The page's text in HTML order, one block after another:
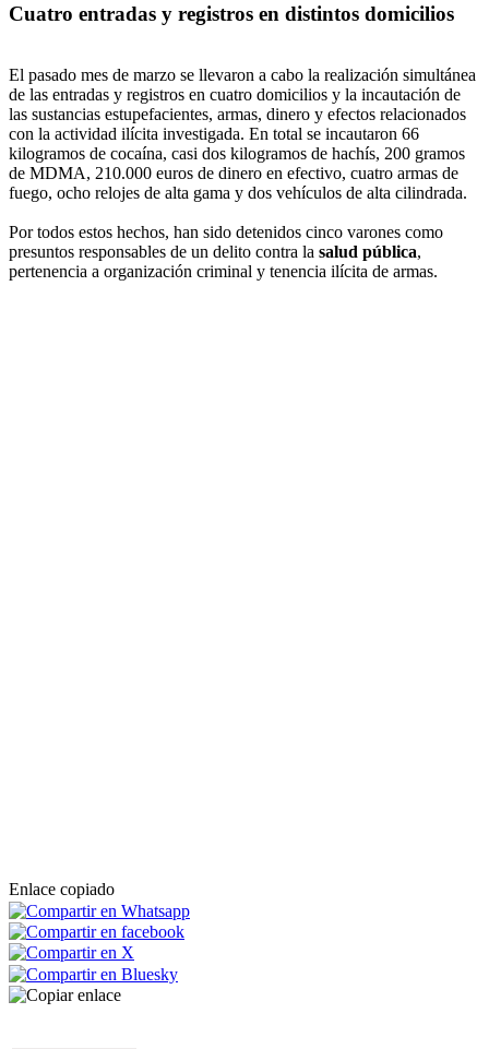
Cuatro entradas y registros en distintos domicilios
El pasado mes de marzo se llevaron a cabo la realización simultánea
de las entradas y registros en cuatro domicilios y la incautación de
las sustancias estupefacientes, armas, dinero y efectos relacionados
con la actividad ilícita investigada. En total se incautaron 66
kilogramos de cocaína, casi dos kilogramos de hachís, 200 gramos
de MDMA, 210.000 euros de dinero en efectivo, cuatro armas de
fuego, ocho relojes de alta gama y dos vehículos de alta cilindrada.
Por todos estos hechos, han sido detenidos cinco varones como
presuntos responsables de un delito contra la salud pública,
pertenencia a organización criminal y tenencia ilícita de armas.
Enlace copiado